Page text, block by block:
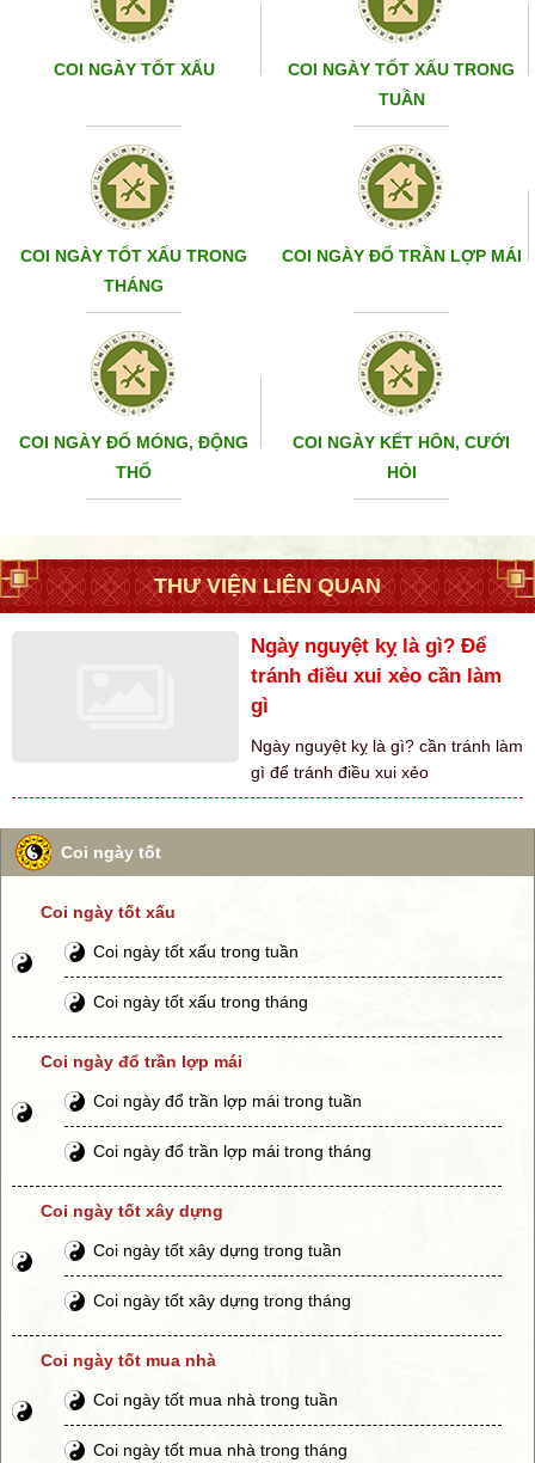
COI NGÀY TỐT XẤU
COI NGÀY TỐT XẤU TRONG
TUẦN
COI NGÀY TỐT XẤU TRONG
THÁNG
COI NGÀY ĐỔ TRẦN LỢP MÁI
COI NGÀY ĐỔ MÓNG, ĐỘNG
THỔ
COI NGÀY KẾT HÔN, CƯỚI
HỎI
THƯ VIỆN LIÊN QUAN
Ngày nguyệt kỵ là gì? Để
tránh điều xui xẻo cần làm
gì
Ngày nguyệt kỵ là gì? cần tránh làm
gì để tránh điều xui xẻo
Coi ngày tốt
Coi ngày tốt xấu
Coi ngày tốt xấu trong tuần
Coi ngày tốt xấu trong tháng
Coi ngày đổ trần lợp mái
Coi ngày đổ trần lợp mái trong tuần
Coi ngày đổ trần lợp mái trong tháng
Coi ngày tốt xây dựng
Coi ngày tốt xây dựng trong tuần
Coi ngày tốt xây dựng trong tháng
Coi ngày tốt mua nhà
Coi ngày tốt mua nhà trong tuần
Coi ngày tốt mua nhà trong tháng